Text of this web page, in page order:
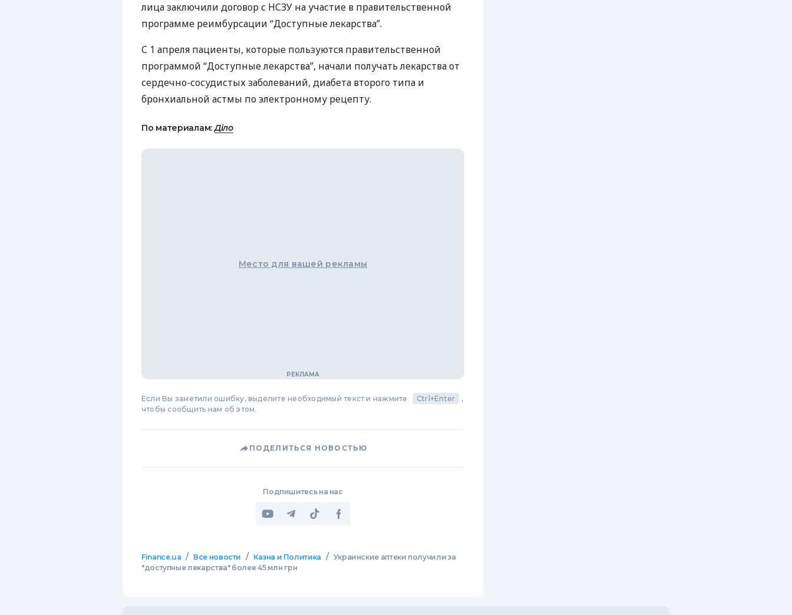
лица заключили договор с НСЗУ на участие в правительственной
программе реимбурсации “Доступные лекарства”.
С 1 апреля пациенты, которые пользуются правительственной
программой “Доступные лекарства”, начали получать лекарства от
сердечно-сосудистых заболеваний, диабета второго типа и
бронхиальной астмы по электронному рецепту.
По материалам:Діло
Место для вашей рекламы
Если Вы заметили ошибку, выделите необходимый текст и нажмите Ctrl+Enter
,
чтобы сообщить нам об этом.
ПОДЕЛИТЬСЯ НОВОСТЬЮ
Подпишитесь на нас
Finance.ua / Все новости / Казна и Политика / Украинские аптеки получили за
"доступные лекарства" более 45 млн грн